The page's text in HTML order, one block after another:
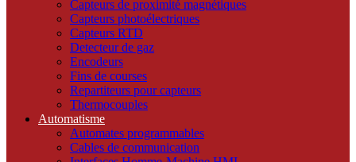
Capteurs de proximité magnétiques
Capteurs photoélectriques
Capteurs RTD
Detecteur de gaz
Encodeurs
Fins de courses
Repartiteurs pour capteurs
Thermocouples
Automatisme
Automates programmables
Cables de communication